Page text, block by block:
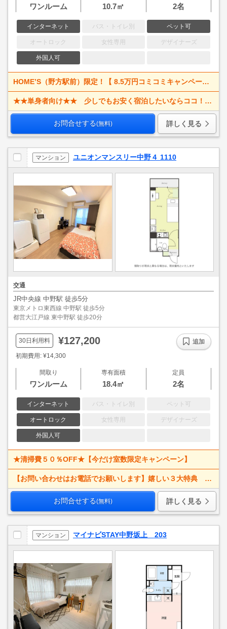
ワンルーム 10.7㎡ 2名
インターネット バス・トイレ別 ペット可
オートロック 女性専用 デザイナーズ
外国人可
HOME’S（野方駅前）限定！【 8.5万円コミコミキャンペーン！（洗濯機有りのお部屋のみ） 】1ヶ月間！！賃料+管理費コミコミ♪♪ 最大2ヶ月まで！！
★★単身者向け★★ 少しでもお安く宿泊したいならココ！！ ☆2022年、新規リフォーム済みのお部屋です！！♪駅近5分以内/Wi-Fi無料/禁煙ルーム/ミニマムなお部屋です♪
お問合せする(無料) 詳しく見る
マンション ユニオンマンスリー中野４ 1110
交通
JR中央線 中野駅 徒歩5分
東京メトロ東西線 中野駅 徒歩5分
都営大江戸線 東中野駅 徒歩20分
30日利用料 ¥127,200
初期費用: ¥14,300
間取り
ワンルーム
専有面積
18.4㎡
定員
2名
インターネット バス・トイレ別 ペット可
オートロック 女性専用 デザイナーズ
外国人可
追加
★清掃費５０％OFF★【今だけ室数限定キャンペーン】
【お問い合わせはお電話でお願いします】嬉しい３大特典 賃料大幅値下げ！ 寝具一式＆ベッドメイキング無料＋α
お問合せする(無料) 詳しく見る
マンション マイナビSTAY中野坂上 203